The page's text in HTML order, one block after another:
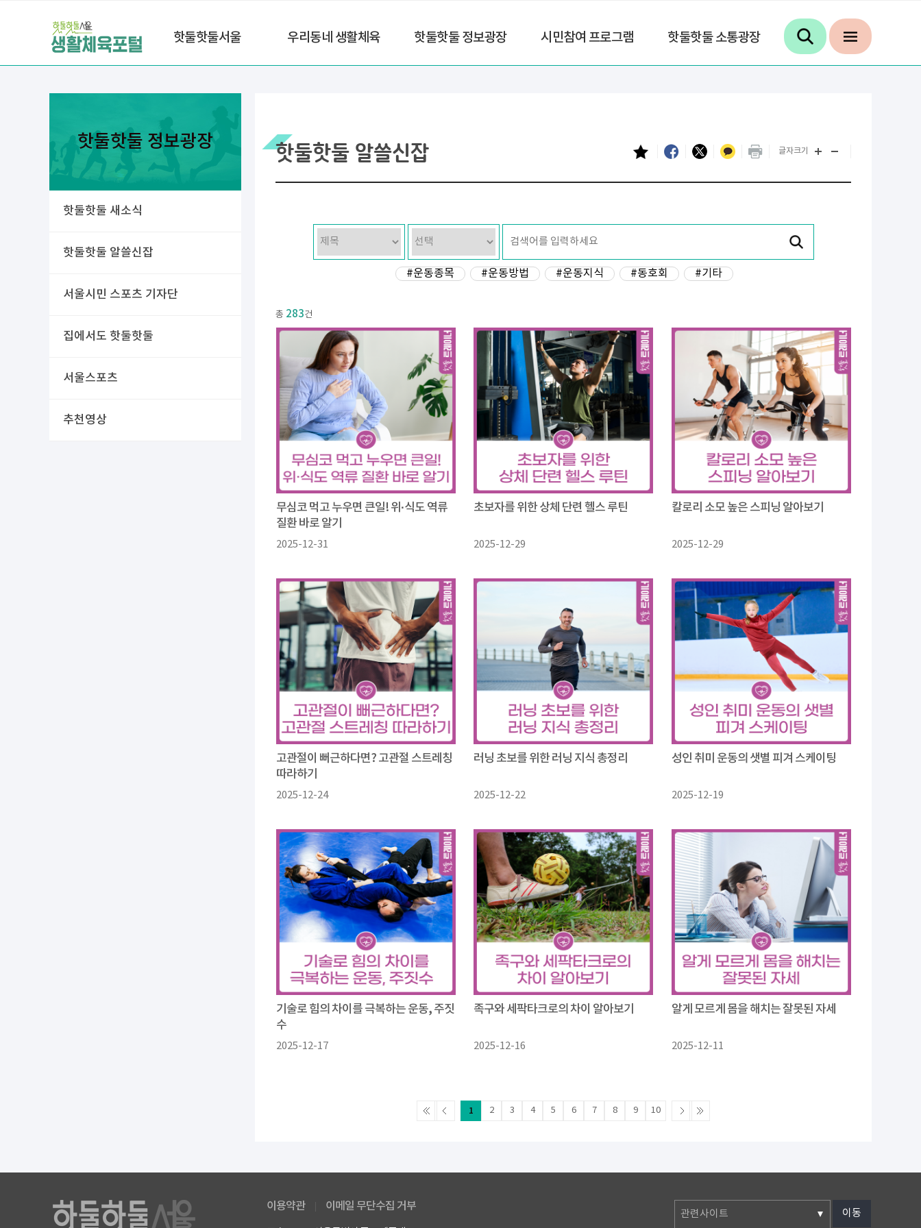
핫둘핫둘서울 우리동네 생활체육 핫둘핫둘 정보광장 시민참여 프로그램 핫둘핫둘 소통광장
핫둘핫둘 정보광장
핫둘핫둘 새소식
핫둘핫둘 알쓸신잡
서울시민 스포츠 기자단
집에서도 핫둘핫둘
서울스포츠
추천영상
핫둘핫둘 알쓸신잡 글자크기
#운동종목 #운동방법 #운동지식 #동호회 #기타
총 283건
무심코 먹고 누우면 큰일! 위·식도 역류
질환 바로 알기
2025-12-31
초보자를 위한 상체 단련 헬스 루틴
2025-12-29
칼로리 소모 높은 스피닝 알아보기
2025-12-29
고관절이 뻐근하다면? 고관절 스트레칭
따라하기
2025-12-24
러닝 초보를 위한 러닝 지식 총정리
2025-12-22
성인 취미 운동의 샛별 피겨 스케이팅
2025-12-19
기술로 힘의 차이를 극복하는 운동, 주짓
수
2025-12-17
족구와 세팍타크로의 차이 알아보기
2025-12-16
알게 모르게 몸을 해치는 잘못된 자세
2025-12-11
1 2 3 4 5 6 7 8 9 10
이용약관 이메일 무단수집 거부
관련사이트 이동